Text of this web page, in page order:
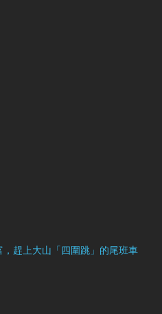
趕上大山「四圍跳」的尾班車